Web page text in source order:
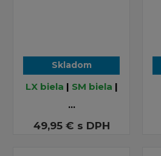
Skladom
LX biela | SM biela |
...
49,95 € s DPH